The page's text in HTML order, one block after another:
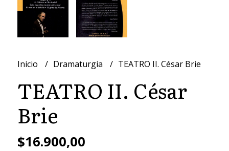
Inicio Dramaturgia TEATRO II. César Brie
TEATRO II. César
Brie
$16.900,00